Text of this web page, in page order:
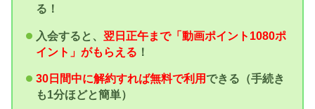
る！
入会すると、 翌日正午まで「動画ポイント1080ポ
イント」がもらえる ！
30日間中に解約すれば無料で利用できる（手続き
も1分ほどと簡単）